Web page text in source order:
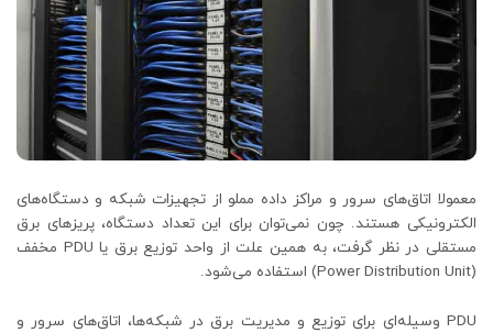
معمولا اتاق‌های سرور و مراکز داده مملو از تجهیزات شبکه و دستگاه‌های
الکترونیکی هستند. چون نمی‌توان برای این تعداد دستگاه، پریزهای برق
مستقلی در نظر گرفت، به همین علت از واحد توزیع برق یا PDU مخفف
(Power Distribution Unit) استفاده می‌شود.
PDU وسیله‌ای برای توزیع و مدیریت برق در شبکه‌ها، اتاق‌های سرور و